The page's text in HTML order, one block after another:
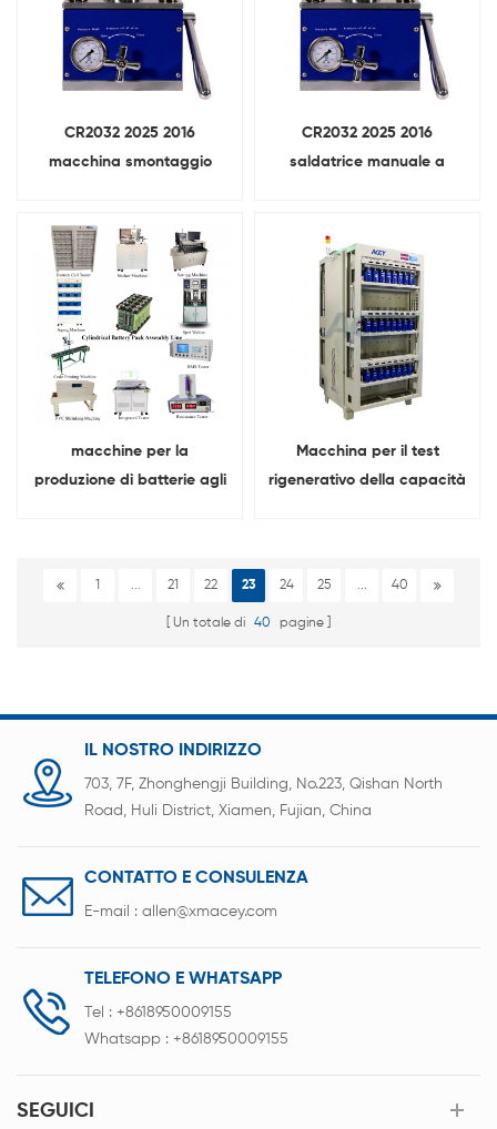
CR2032 2025 2016
macchina smontaggio
CR2032 2025 2016
saldatrice manuale a
bottone
macchine per la
produzione di batterie agli
Macchina per il test
rigenerativo della capacità
1 ... 21 22 23 24 25 ... 40
Un totale di 40 pagine
IL NOSTRO INDIRIZZO
703, 7F, Zhonghengji Building, No.223, Qishan North
Road, Huli District, Xiamen, Fujian, China
CONTATTO E CONSULENZA
E-mail : allen@xmacey.com
TELEFONO E WHATSAPP
Tel : +8618950009155
Whatsapp : +8618950009155
SEGUICI